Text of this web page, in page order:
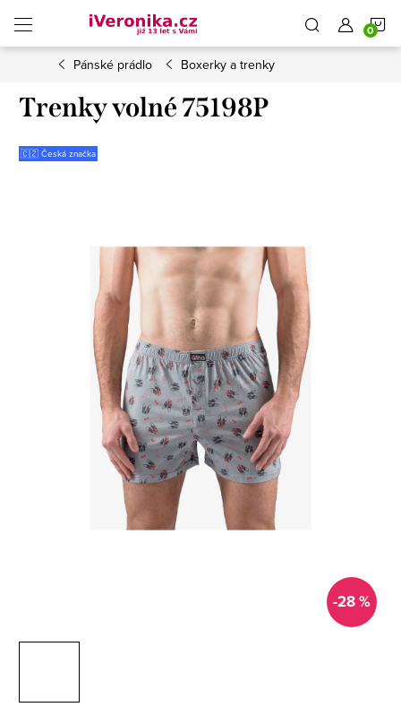
obsah
Pánské prádlo Boxerky a trenky
Trenky volné 75198P
🇨🇿 Česká značka
-28 %